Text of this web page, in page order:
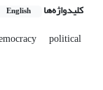
کلیدواژه‌ها English
political